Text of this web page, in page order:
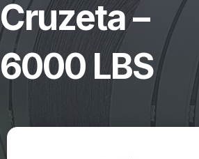
Cruzeta –
6000 LBS